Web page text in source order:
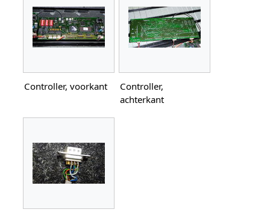
Controller, voorkant
Controller,
achterkant